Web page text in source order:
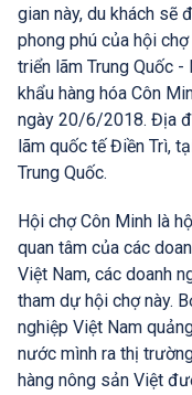
gian này, du khách sẽ
phong phú của hội
triển lãm Trung Quốc
khẩu hàng hóa Côn
ngày 20/6/2018. Địa
lãm quốc tế Điền Trì,
Trung Quốc.
Hội chợ Côn Minh là
quan tâm của các
Việt Nam, các doanh
tham dự hội chợ này.
nghiệp Việt Nam
nước mình ra thị
hàng nông sản Việt